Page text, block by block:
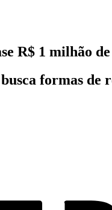
R$ 1 milhão
formas de